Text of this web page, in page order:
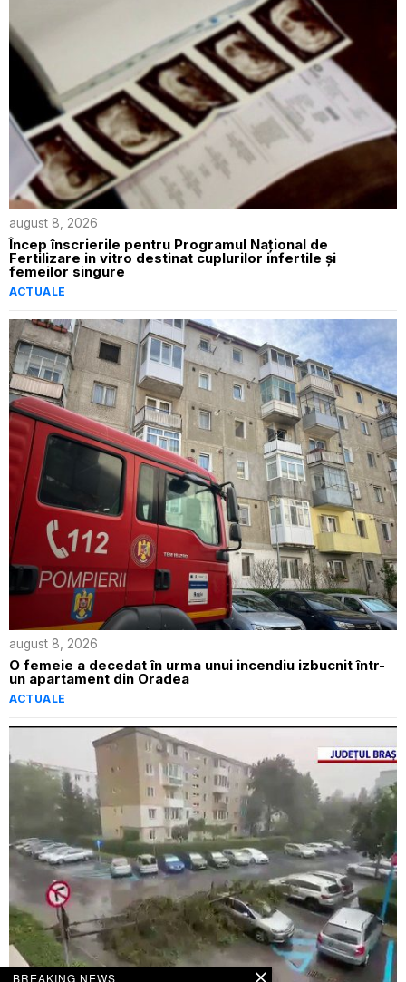
august 8, 2026
Încep înscrierile pentru Programul Național de
Fertilizare in vitro destinat cuplurilor infertile și
femeilor singure
ACTUALE
august 8, 2026
O femeie a decedat în urma unui incendiu izbucnit într-
un apartament din Oradea
ACTUALE
BREAKING NEWS